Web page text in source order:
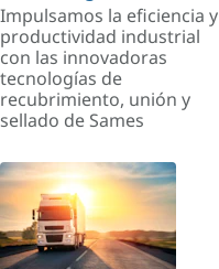
Impulsamos la eficiencia y
productividad industrial
con las innovadoras
tecnologías de
recubrimiento, unión y
sellado de Sames